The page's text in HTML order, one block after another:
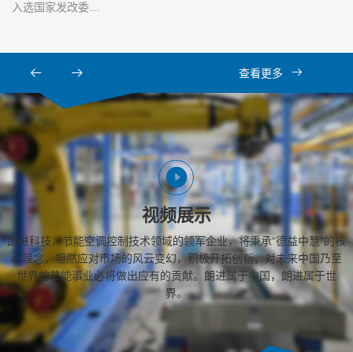
入选国家发改委…
查看更多
视频展示
朗进科技，节能空调控制技术领域的领军企业，将秉承“德益中慧”的核
心理念，坦然应对市场的风云变幻，积极开拓创新，对未来中国乃至
世界的节能事业必将做出应有的贡献。朗进属于中国，朗进属于世
界。